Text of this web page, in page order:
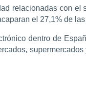
relacionadas con el
el 27,1% de
dentro de